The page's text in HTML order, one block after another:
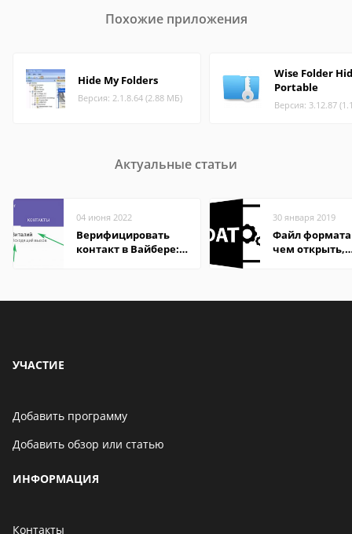
Похожие приложения
Hide My Folders
Версия: 2.1.8.64 (2.88 МБ)
Wise Folder
Portable
Версия: 3.12.87
Актуальные статьи
04 июня 2022
Верифицировать
контакт в Вайбере:
30 января 2019
Файл формата
чем открыть,
УЧАСТИЕ
Добавить программу
Добавить обзор или статью
ИНФОРМАЦИЯ
Контакты